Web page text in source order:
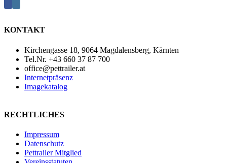
KONTAKT
Kirchengasse 18, 9064 Magdalensberg, Kärnten
Tel.Nr. +43 660 37 87 700
office@pettrailer.at
Internetpräsenz
Imagekatalog
RECHTLICHES
Impressum
Datenschutz
Pettrailer Mitglied